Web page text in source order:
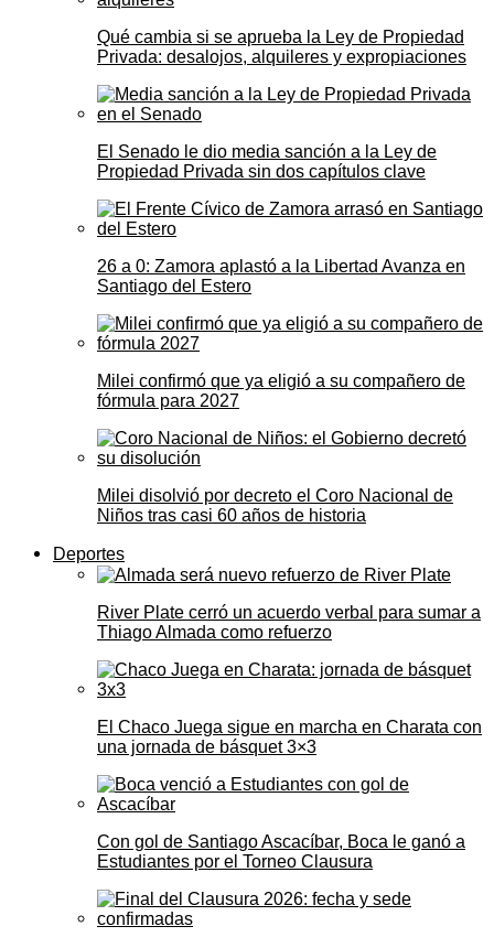
Qué cambia si se aprueba la Ley de Propiedad
Privada: desalojos, alquileres y expropiaciones
El Senado le dio media sanción a la Ley de
Propiedad Privada sin dos capítulos clave
26 a 0: Zamora aplastó a la Libertad Avanza en
Santiago del Estero
Milei confirmó que ya eligió a su compañero de
fórmula para 2027
Milei disolvió por decreto el Coro Nacional de
Niños tras casi 60 años de historia
Deportes
River Plate cerró un acuerdo verbal para sumar a
Thiago Almada como refuerzo
El Chaco Juega sigue en marcha en Charata con
una jornada de básquet 3×3
Con gol de Santiago Ascacíbar, Boca le ganó a
Estudiantes por el Torneo Clausura